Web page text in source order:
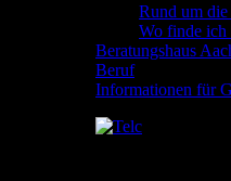
Rund um
Wo finde ich
Beratungshaus
Beruf
Informationen für